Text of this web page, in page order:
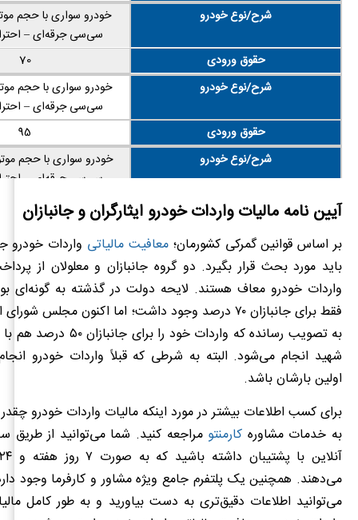
شرح/نوع خودرو
سی‌سی جرقه‌ای –
حقوق ورودی
70
شرح/نوع خودرو
سی‌سی جرقه‌ای –
حقوق ورودی
95
شرح/نوع خودرو
سی‌سی جرقه‌ای –
حقوق ورودی
135
سی‌سی جرقه‌ای –
حقوق ورودی
165
شرح/نوع خودرو
سی‌سی جرقه‌ای –
حقوق ورودی
175
شرح/نوع خودرو
حقوق ورودی
70
شرح/نوع خودرو
سی‌سی دیزل یا
حقوق ورودی
95
آیین نامه مالیات واردات خودرو ایثارگران و جانبازان
بر اساس قوانین گمرکی کشورمان؛معافیت مالیاتی واردات خودرو
باید مورد بحث قرار بگیرد. دو گروه جانبازان و معلولان از
واردات خودرو معاف هستند. لایحه دولت در گذشته به گونه‌‌ای
فقط برای جانبازان ۷۰ درصد وجود داشت؛ اما اکنون مجلس
به تصویب رسانده که واردات خود
شهید انجام می‌شود. البته به شرطی که قبلاً واردات خودرو
اولین بارشان باشد.
برای کسب اطلاعات بیشتر در مورد اینکه مالیات واردات خودرو
به خدمات مشاوره کارمنتو مراجعه کنید. شما می‌توانید از
می‌دهند. همچنین یک پلتفرم جامع ویژه مشاور و کارفرما وجود
می‌توانید اطلاعات دقیق‌تری به دست بیاورید و به طور کامل